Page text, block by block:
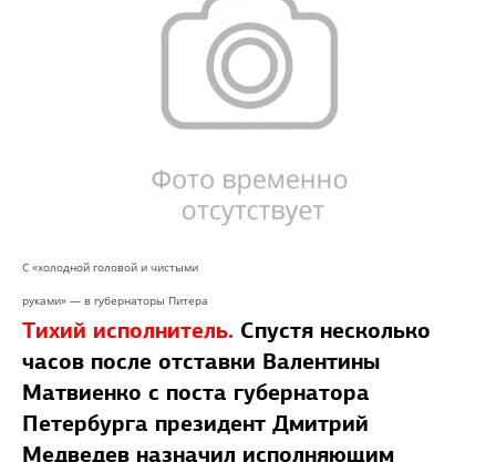
С «холодной головой и чистыми
руками» — в губернаторы Питера
Тихий исполнитель. Спустя несколько
часов после отставки Валентины
Матвиенко с поста губернатора
Петербурга президент Дмитрий
Медведев назначил исполняющим